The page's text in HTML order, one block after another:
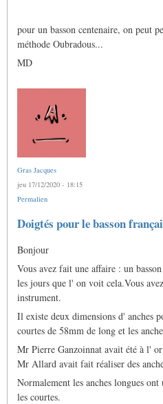
pour un basson centenaire, on peut
méthode Oubradous...
MD
Gras Jacques
jeu 17/12/2020 - 18:15
Permalien
Doigtés pour le basson
Bonjour
Vous avez fait une affaire : un
les jours que l' on voit cela.Vous
instrument.
Il existe deux dimensions d' anches
courtes de 58mm de long et les
Mr Pierre Ganzoinnat avait été à l'
Mr Allard avait fait réaliser des
Normalement les anches longues
les courtes.